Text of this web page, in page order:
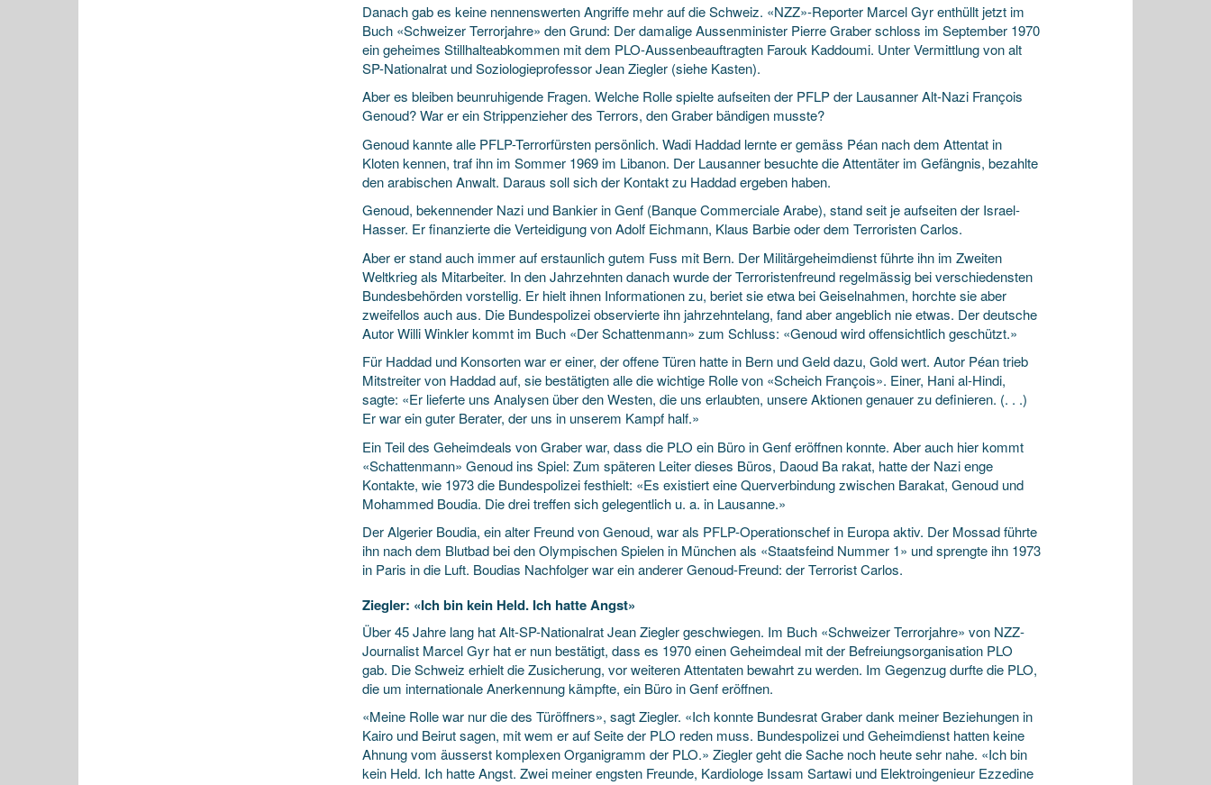
Danach gab es keine nennenswerten Angriffe mehr auf die Schweiz. «NZZ»-Reporter Marcel Gyr enthüllt jetzt im
Buch «Schweizer Terrorjahre» den Grund: Der damalige Aussenminister Pierre Graber schloss im September 1970
ein geheimes Stillhalteabkommen mit dem PLO-Aussenbeauftragten Farouk Kaddoumi. Unter Vermittlung von alt
SP-Nationalrat und Soziologieprofessor Jean Ziegler (siehe Kasten).
Aber es bleiben beunruhigende Fragen. Welche Rolle spielte aufseiten der PFLP der Lausanner Alt-Nazi François
Genoud? War er ein Strippenzieher des Terrors, den Graber bändigen musste?
Genoud kannte alle PFLP-Terrorfürsten persönlich. Wadi Haddad lernte er gemäss Péan nach dem Attentat in
Kloten kennen, traf ihn im Sommer 1969 im Libanon. Der Lausanner besuchte die Attentäter im Gefängnis, bezahlte
den arabischen Anwalt. Daraus soll sich der Kontakt zu Haddad ergeben haben.
Genoud, bekennender Nazi und Bankier in Genf (Banque Commerciale Arabe), stand seit je aufseiten der Israel-
Hasser. Er finanzierte die Verteidigung von Adolf Eichmann, Klaus Barbie oder dem Terroristen Carlos.
Aber er stand auch immer auf erstaunlich gutem Fuss mit Bern. Der Militärgeheimdienst führte ihn im Zweiten
Weltkrieg als Mitarbeiter. In den Jahrzehnten danach wurde der Terroristenfreund regelmässig bei verschiedensten
Bundesbehörden vorstellig. Er hielt ihnen Informationen zu, beriet sie etwa bei Geiselnahmen, horchte sie aber
zweifellos auch aus. Die Bundespolizei observierte ihn jahrzehntelang, fand aber angeblich nie etwas. Der deutsche
Autor Willi Winkler kommt im Buch «Der Schattenmann» zum Schluss: «Genoud wird offensichtlich geschützt.»
Für Haddad und Konsorten war er einer, der offene Türen hatte in Bern und Geld dazu, Gold wert. Autor Péan trieb
Mitstreiter von Haddad auf, sie bestätigten alle die wichtige Rolle von «Scheich François». Einer, Hani al-Hindi,
sagte: «Er lieferte uns Analysen über den Westen, die uns erlaubten, unsere Aktionen genauer zu definieren. (. . .)
Er war ein guter Berater, der uns in unserem Kampf half.»
Ein Teil des Geheimdeals von Graber war, dass die PLO ein Büro in Genf eröffnen konnte. Aber auch hier kommt
«Schattenmann» Genoud ins Spiel: Zum späteren Leiter dieses Büros, Daoud Ba rakat, hatte der Nazi enge
Kontakte, wie 1973 die Bundespolizei festhielt: «Es existiert eine Querverbindung zwischen Barakat, Genoud und
Mohammed Boudia. Die drei treffen sich gelegentlich u. a. in Lausanne.»
Der Algerier Boudia, ein alter Freund von Genoud, war als PFLP-Operationschef in Europa aktiv. Der Mossad führte
ihn nach dem Blutbad bei den Olympischen Spielen in München als «Staatsfeind Nummer 1» und sprengte ihn 1973
in Paris in die Luft. Boudias Nachfolger war ein anderer Genoud-Freund: der Terrorist Carlos.
Ziegler: «Ich bin kein Held. Ich hatte Angst»
Über 45 Jahre lang hat Alt-SP-Nationalrat Jean Ziegler geschwiegen. Im Buch «Schweizer Terrorjahre» von NZZ-
Journalist Marcel Gyr hat er nun bestätigt, dass es 1970 einen Geheimdeal mit der Befreiungsorganisation PLO
gab. Die Schweiz erhielt die Zusicherung, vor weiteren Attentaten bewahrt zu werden. Im Gegenzug durfte die PLO,
die um internationale Anerkennung kämpfte, ein Büro in Genf eröffnen.
«Meine Rolle war nur die des Türöffners», sagt Ziegler. «Ich konnte Bundesrat Graber dank meiner Beziehungen in
Kairo und Beirut sagen, mit wem er auf Seite der PLO reden muss. Bundespolizei und Geheimdienst hatten keine
Ahnung vom äusserst komplexen Organigramm der PLO.» Ziegler geht die Sache noch heute sehr nahe. «Ich bin
kein Held. Ich hatte Angst. Zwei meiner engsten Freunde, Kardiologe Issam Sartawi und Elektroingenieur Ezzedine